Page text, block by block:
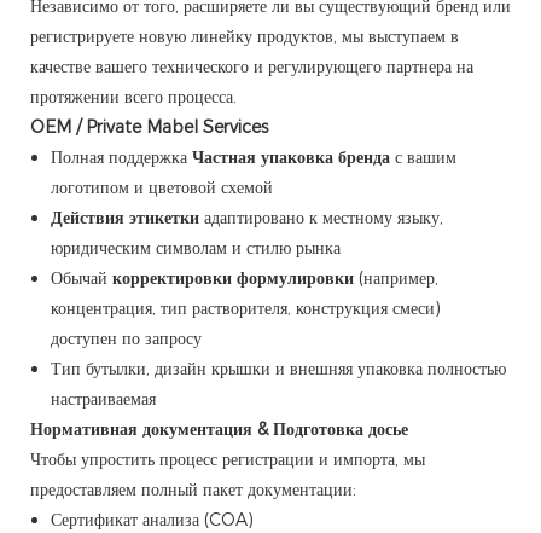
Независимо от того, расширяете ли вы существующий бренд или
регистрируете новую линейку продуктов, мы выступаем в
качестве вашего технического и регулирующего партнера на
протяжении всего процесса.
OEM / Private Mabel Services
Полная поддержка Частная упаковка бренда с вашим
логотипом и цветовой схемой
Действия этикетки адаптировано к местному языку,
юридическим символам и стилю рынка
Обычай корректировки формулировки (например,
концентрация, тип растворителя, конструкция смеси)
доступен по запросу
Тип бутылки, дизайн крышки и внешняя упаковка полностью
настраиваемая
Нормативная документация & Подготовка досье
Чтобы упростить процесс регистрации и импорта, мы
предоставляем полный пакет документации:
Сертификат анализа (COA)